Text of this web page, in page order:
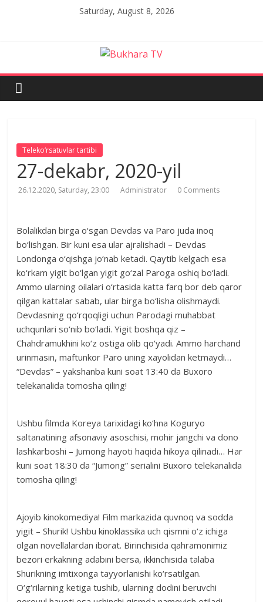
Saturday, August 8, 2026
Bukhara
TV
Teleko‘rsatuvlar tartibi
27-dekabr, 2020-yil
26.12.2020, Saturday, 23:00 Administrator 0 Comments
Bolalikdan birga o‘sgan Devdas va Paro juda inoq
bo‘lishgan. Bir kuni esa ular ajralishadi – Devdas
Londonga o‘qishga jo‘nab ketadi. Qaytib kelgach esa
ko‘rkam yigit bo‘lgan yigit go‘zal Paroga oshiq bo‘ladi.
Ammo ularning oilalari o‘rtasida katta farq bor deb qaror
qilgan kattalar sabab, ular birga bo‘lisha olishmaydi.
Devdasning qo‘rqoqligi uchun Parodagi muhabbat
uchqunlari so‘nib bo‘ladi. Yigit boshqa qiz –
Chahdramukhini ko‘z ostiga olib qo‘yadi. Ammo harchand
urinmasin, maftunkor Paro uning xayolidan ketmaydi…
“Devdas” – yakshanba kuni soat 13:40 da Buxoro
telekanalida tomosha qiling!
Ushbu filmda Koreya tarixidagi ko‘hna Koguryo
saltanatining afsonaviy asoschisi, mohir jangchi va dono
lashkarboshi – Jumong hayoti haqida hikoya qilinadi… Har
kuni soat 18:30 da “Jumong” serialini Buxoro telekanalida
tomosha qiling!
Ajoyib kinokomediya! Film markazida quvnoq va sodda
yigit – Shurik! Ushbu kinoklassika uch qismni o‘z ichiga
olgan novellalardan iborat. Birinchisida qahramonimiz
bezori erkakning adabini bersa, ikkinchisida talaba
Shurikning imtixonga tayyorlanishi ko‘rsatilgan.
O‘g‘rilarning ketiga tushib, ularning dodini beruvchi